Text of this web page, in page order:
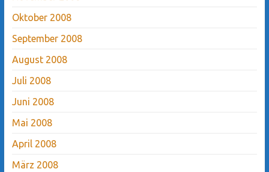
Oktober 2008
September 2008
August 2008
Juli 2008
Juni 2008
Mai 2008
April 2008
März 2008